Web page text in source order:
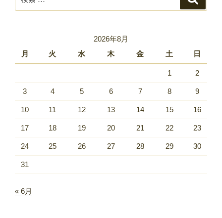
索:
2026年8月
月
火 水 木 金 土 日
1 2
3 4 5 6 7 8 9
10 11 12 13 14 15 16
17 18 19 20 21 22 23
24 25 26 27 28 29 30
31
« 6月